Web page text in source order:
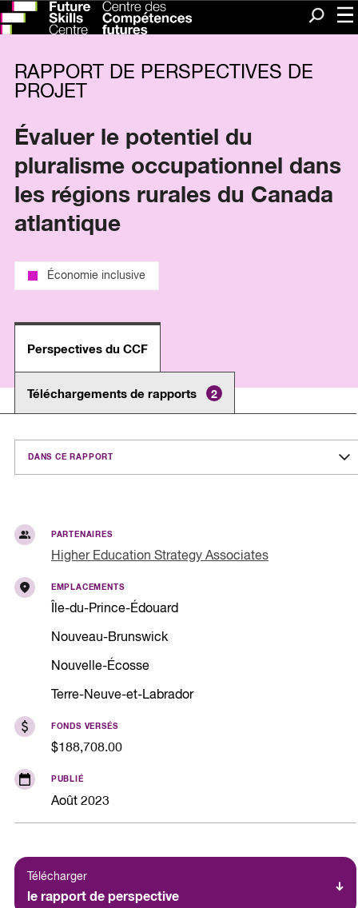
RAPPORT DE PERSPECTIVES DE
PROJET
Évaluer le potentiel du
pluralisme occupationnel dans
les régions rurales du Canada
atlantique
Économie inclusive
Perspectives du CCF
Téléchargements de rapports 2
PARTENAIRES
Higher Education Strategy Associates
EMPLACEMENTS
Île-du-Prince-Édouard
Nouveau-Brunswick
Nouvelle-Écosse
Terre-Neuve-et-Labrador
FONDS VERSÉS
$188,708.00
PUBLIÉ
Août 2023
Télécharger
le rapport de perspective
DANS CE RAPPORT